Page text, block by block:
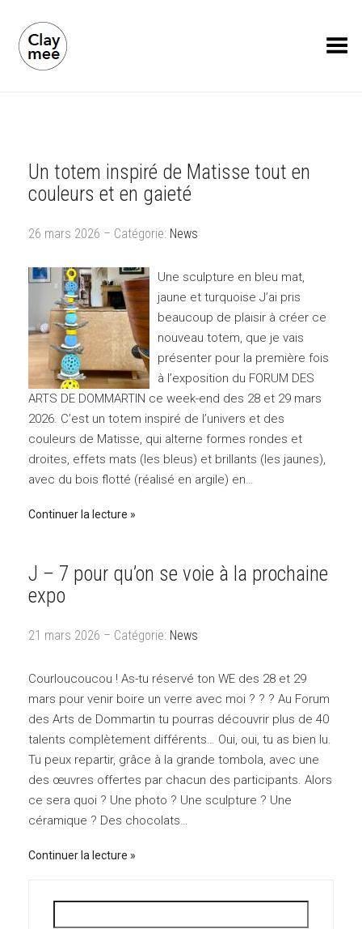
Toggle Menu
Un totem inspiré de Matisse tout en
couleurs et en gaieté
26 mars 2026 – Catégorie: News
Une sculpture en bleu mat,
jaune et turquoise J’ai pris
beaucoup de plaisir à créer ce
nouveau totem, que je vais
présenter pour la première fois
à l’exposition du FORUM DES
ARTS DE DOMMARTIN ce week-end des 28 et 29 mars
2026. C’est un totem inspiré de l’univers et des
couleurs de Matisse, qui alterne formes rondes et
droites, effets mats (les bleus) et brillants (les jaunes),
avec du bois flotté (réalisé en argile) en…
Continuer la lecture
J – 7 pour qu’on se voie à la prochaine
expo
21 mars 2026 – Catégorie: News
Courloucoucou ! As-tu réservé ton WE des 28 et 29
mars pour venir boire un verre avec moi ? ? ? Au Forum
des Arts de Dommartin tu pourras découvrir plus de 40
talents complètement différents… Oui, oui, tu as bien lu.
Tu peux repartir, grâce à la grande tombola, avec une
des œuvres offertes par chacun des participants. Alors
ce sera quoi ? Une photo ? Une sculpture ? Une
céramique ? Des chocolats…
Continuer la lecture